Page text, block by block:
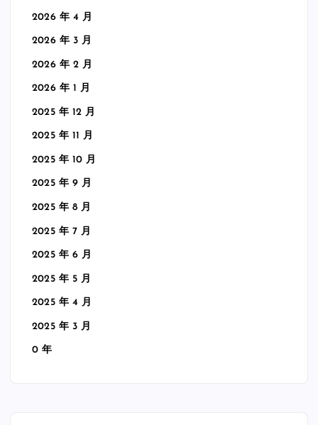
2026 年 4 月
2026 年 3 月
2026 年 2 月
2026 年 1 月
2025 年 12 月
2025 年 11 月
2025 年 10 月
2025 年 9 月
2025 年 8 月
2025 年 7 月
2025 年 6 月
2025 年 5 月
2025 年 4 月
2025 年 3 月
0 年